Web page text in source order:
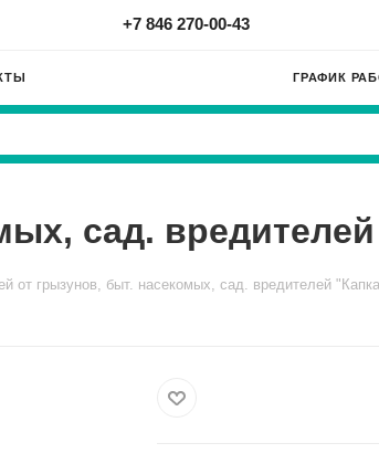
+7 846 270-00-43
ГРАФИК
сад.
от грызунов, быт. насекомых, сад. вредителей